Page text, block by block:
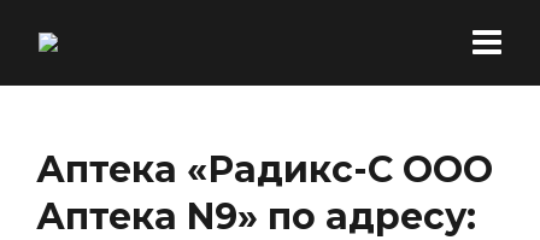
Аптека «Радикс-С ООО
Аптека N9» по адресу: